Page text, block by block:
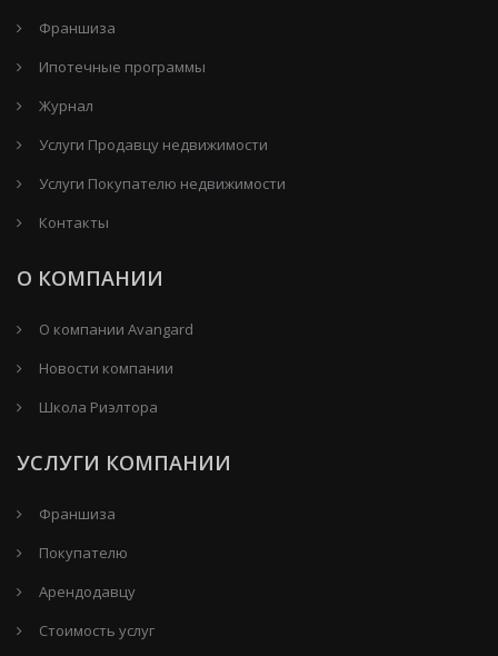
Франшиза
Ипотечные программы
Журнал
Услуги Продавцу недвижимости
Услуги Покупателю недвижимости
Контакты
О КОМПАНИИ
О компании Avangard
Новости компании
Школа Риэлтора
УСЛУГИ КОМПАНИИ
Франшиза
Покупателю
Арендодавцу
Стоимость услуг